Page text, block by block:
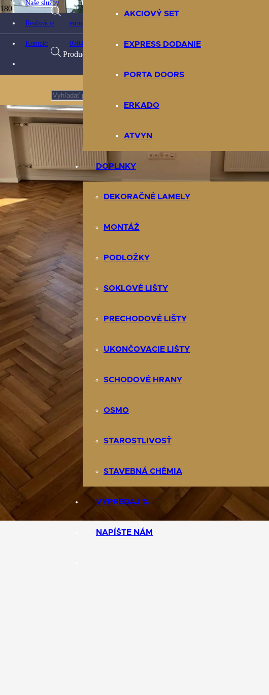
Naše služby
Realizácie
Kontakt
Kontaktujte nás:
europarket@europarket.sk
0904 422 007
Products search
AKCIOVÝ SET
EXPRESS DODANIE
PORTA DOORS
ERKADO
ATVYN
DOPLNKY
DEKORAČNÉ LAMELY
MONTÁŽ
PODLOŽKY
SOKLOVÉ LIŠTY
PRECHODOVÉ LIŠTY
UKONČOVACIE LIŠTY
SCHODOVÉ HRANY
OSMO
STAROSTLIVOSŤ
STAVEBNÁ CHÉMIA
VÝPREDAJ %
NAPÍŠTE NÁM
Domov
Podlahy
Laminátové podlahy
EGGER PRO podlaha laminátová Dub Dunnington tmavý EL2103 PC563